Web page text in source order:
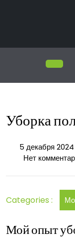
Уборка
5 декабря 20245
Нет
Categories :
Мой опыт